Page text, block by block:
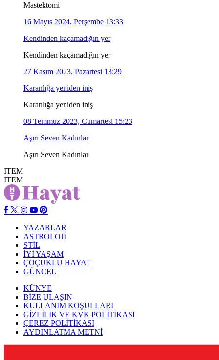
Mastektomi
16 Mayıs 2024, Perşembe 13:33
Kendinden kaçamadığın yer
Kendinden kaçamadığın yer
27 Kasım 2023, Pazartesi 13:29
Karanlığa yeniden iniş
Karanlığa yeniden iniş
08 Temmuz 2023, Cumartesi 15:23
Aşırı Seven Kadınlar
Aşırı Seven Kadınlar
ITEM
ITEM
YAZARLAR
ASTROLOJİ
STİL
İYİ YAŞAM
ÇOÇUKLU HAYAT
GÜNCEL
KÜNYE
BİZE ULAŞIN
KULLANIM KOŞULLARI
GİZLİLİK VE KVK POLİTİKASI
ÇEREZ POLİTİKASI
AYDINLATMA METNİ